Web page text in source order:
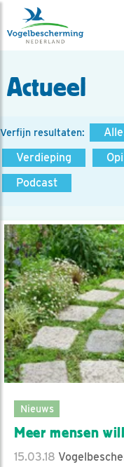
Actueel
Verfijn resultaten:
Verdieping
Podcast
Nieuws
Meer mensen
15.03.18